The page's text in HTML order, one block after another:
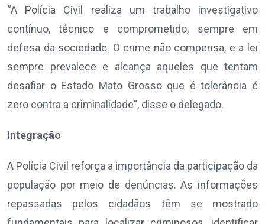
“A Polícia Civil realiza um trabalho investigativo
contínuo, técnico e comprometido, sempre em
defesa da sociedade. O crime não compensa, e a lei
sempre prevalece e alcança aqueles que tentam
desafiar o Estado Mato Grosso que é tolerância é
zero contra a criminalidade”, disse o delegado.
Integração
A Polícia Civil reforça a importância da participação da
população por meio de denúncias. As informações
repassadas pelos cidadãos têm se mostrado